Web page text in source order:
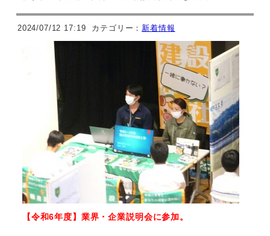
2024/07/12 17:19 カテゴリー： 新着情報
【令和6年度】業界・企業説明会に参加。